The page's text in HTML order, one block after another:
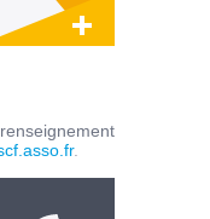
.